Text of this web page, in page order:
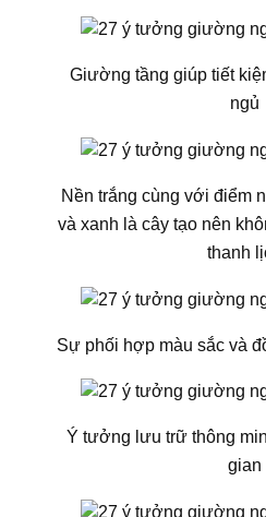
Giường tầng giúp tiết
ngủ
Nền trắng cùng với điểm
và xanh là cây tạo nên
thanh
Sự phối hợp màu sắc và
Ý tưởng lưu trữ thông
gian